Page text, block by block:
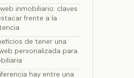
inmobiliario: claves
frente a la
de tener una
personalizada para
hay entre una